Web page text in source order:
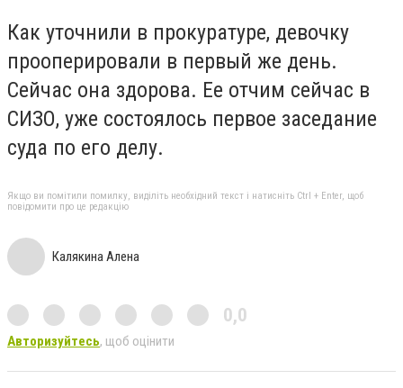
Как уточнили в прокуратуре, девочку
прооперировали в первый же день.
Сейчас она здорова. Ее отчим сейчас в
СИЗО, уже состоялось первое заседание
суда по его делу.
Якщо ви помітили помилку, виділіть необхідний текст і натисніть Ctrl + Enter, щоб
повідомити про це редакцію
Калякина Алена
0,0
Авторизуйтесь, щоб оцінити